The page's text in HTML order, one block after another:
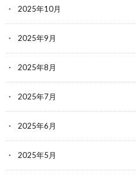
2025年10月
2025年9月
2025年8月
2025年7月
2025年6月
2025年5月